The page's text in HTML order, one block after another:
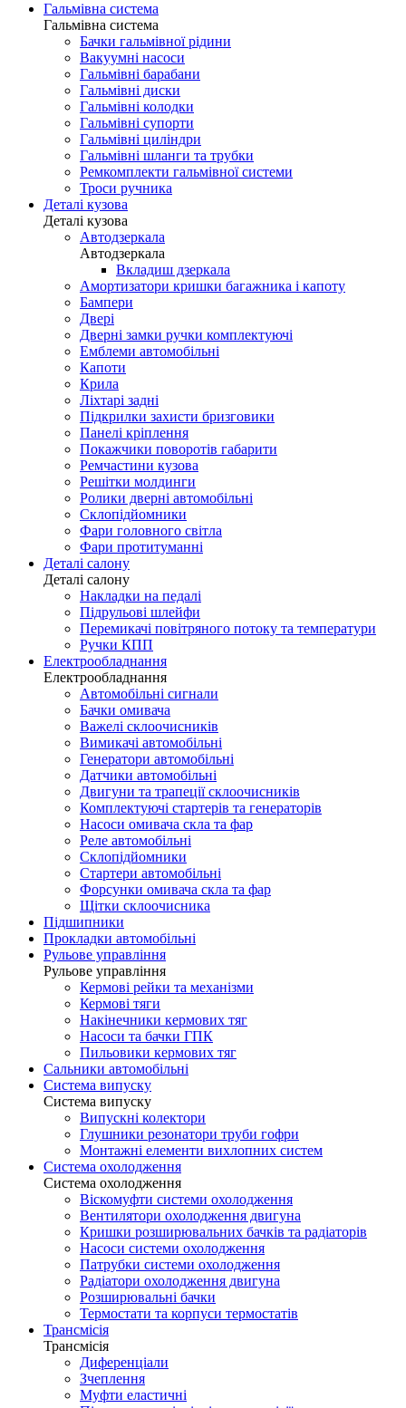
Гальмівна система
Гальмівна система
Бачки гальмівної рідини
Вакуумні насоси
Гальмівні барабани
Гальмівні диски
Гальмівні колодки
Гальмівні супорти
Гальмівні циліндри
Гальмівні шланги та трубки
Ремкомплекти гальмівної системи
Троси ручника
Деталі кузова
Деталі кузова
Автодзеркала
Автодзеркала
Вкладиш дзеркала
Амортизатори кришки багажника і капоту
Бампери
Двері
Дверні замки ручки комплектуючі
Емблеми автомобільні
Капоти
Крила
Ліхтарі задні
Підкрилки захисти бризговики
Панелі кріплення
Покажчики поворотів габарити
Ремчастини кузова
Решітки молдинги
Ролики дверні автомобільні
Склопідйомники
Фари головного світла
Фари протитуманні
Деталі салону
Деталі салону
Накладки на педалі
Підрульові шлейфи
Перемикачі повітряного потоку та температури
Ручки КПП
Електрообладнання
Електрообладнання
Автомобільні сигнали
Бачки омивача
Важелі склоочисників
Вимикачі автомобільні
Генератори автомобільні
Датчики автомобільні
Двигуни та трапеції склоочисників
Комплектуючі стартерів та генераторів
Насоси омивача скла та фар
Реле автомобільні
Склопідйомники
Стартери автомобільні
Форсунки омивача скла та фар
Щітки склоочисника
Підшипники
Прокладки автомобільні
Рульове управління
Рульове управління
Кермові рейки та механізми
Кермові тяги
Накінечники кермових тяг
Насоси та бачки ГПК
Пильовики кермових тяг
Сальники автомобільні
Система випуску
Система випуску
Випускні колектори
Глушники резонатори труби гофри
Монтажні елементи вихлопних систем
Система охолодження
Система охолодження
Віскомуфти системи охолодження
Вентилятори охолодження двигуна
Кришки розширювальних бачків та радіаторів
Насоси системи охолодження
Патрубки системи охолодження
Радіатори охолодження двигуна
Розширювальні бачки
Термостати та корпуси термостатів
Трансмісія
Трансмісія
Диференціали
Зчеплення
Муфти еластичні